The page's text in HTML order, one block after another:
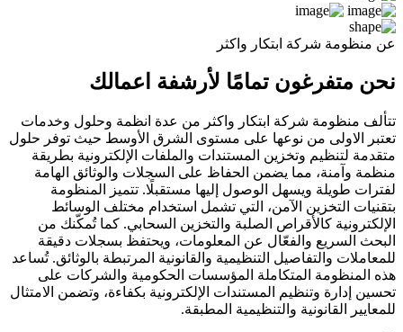
عن منظومة شركة ابتكار واكثر
نحن متفرغون تمامًا لأرشفة اعمالك
تتألف منظومة شركة ابتكار واكثر من عدة انظمة وحلول وخدمات
تعتبر الاولى من نوعها على مستوى الشرق الأوسط حيث توفر حلول
متقدمة لتنظيم وتخزين المستندات والملفات الإلكترونية بطريقة
منظمة وآمنة، مما يضمن الحفاظ على السجلات والوثائق الهامة
لفترات طويلة ويسهل الوصول إليها مستقبلًا. تتميز المنظومة
بتقنيات التخزين الآمن، التي تشمل استخدام مختلف الوسائط
الإلكترونية كالأقراص الصلبة والتخزين السحابي. كما تُمكّنك من
البحث السريع والفعّال عن المعلومات، ويحتفظ بسجلات دقيقة
للمعاملات والتفاصيل التنظيمية والقانونية المرتبطة بالوثائق. تُساعد
هذه المنظومة المتكاملة المؤسسات الحكومية والشركات على
تحسين إدارة وتنظيم المستندات الإلكترونية بكفاءة، وتضمن الامتثال
للمعايير القانونية والتنظيمية المطبقة.